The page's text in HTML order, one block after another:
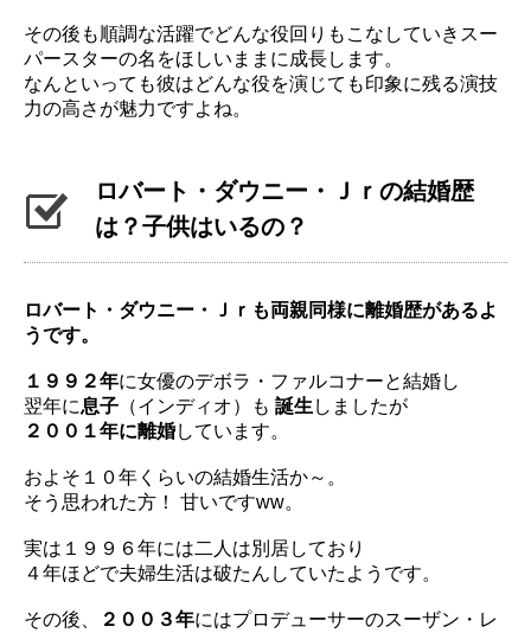
その後も順調な活躍でどんな役回りもこなしていきスー
パースターの名をほしいままに成長します。
なんといっても彼はどんな役を演じても印象に残る演技
力の高さが魅力ですよね。
ロバート・ダウニー・Ｊｒの結婚歴
は？子供はいるの？
ロバート・ダウニー・Ｊｒも両親同様に離婚歴があるよ
うです。
１９９２年に女優のデボラ・ファルコナーと結婚し
翌年に息子 （インディオ）も 誕生 しましたが
２００１年に離婚しています。
およそ１０年くらいの結婚生活か～。
そう思われた方！ 甘いですww。
実は１９９６年には二人は別居しており
４年ほどで夫婦生活は破た んしていたようです。
その後、 ２００３年にはプロデューサーのスーザン・ レ